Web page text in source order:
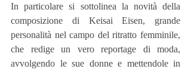
In particolare si sottolinea la novità della
composizione di Keisai Eisen, grande
personalità nel campo del ritratto femminile,
che redige un vero reportage di moda,
avvolgendo le sue donne e mettendole in